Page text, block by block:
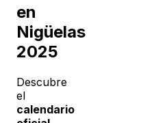
en
Nigüelas
2025
Descubre
el
calendario